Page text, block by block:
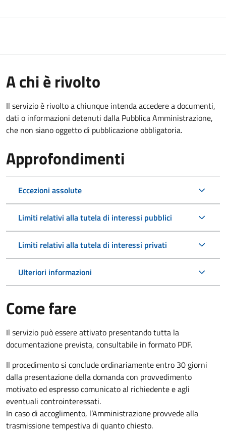
A chi è rivolto
Il servizio è rivolto a chiunque intenda accedere a documenti,
dati o informazioni detenuti dalla Pubblica Amministrazione,
che non siano oggetto di pubblicazione obbligatoria.
Approfondimenti
Eccezioni assolute
Limiti relativi alla tutela di interessi pubblici
Limiti relativi alla tutela di interessi privati
Ulteriori informazioni
Come fare
Il servizio può essere attivato presentando tutta la
documentazione prevista, consultabile in formato PDF.
Il procedimento si conclude ordinariamente entro 30 giorni
dalla presentazione della domanda con provvedimento
motivato ed espresso comunicato al richiedente e agli
eventuali controinteressati.
In caso di accoglimento, l’Amministrazione provvede alla
trasmissione tempestiva di quanto chiesto.